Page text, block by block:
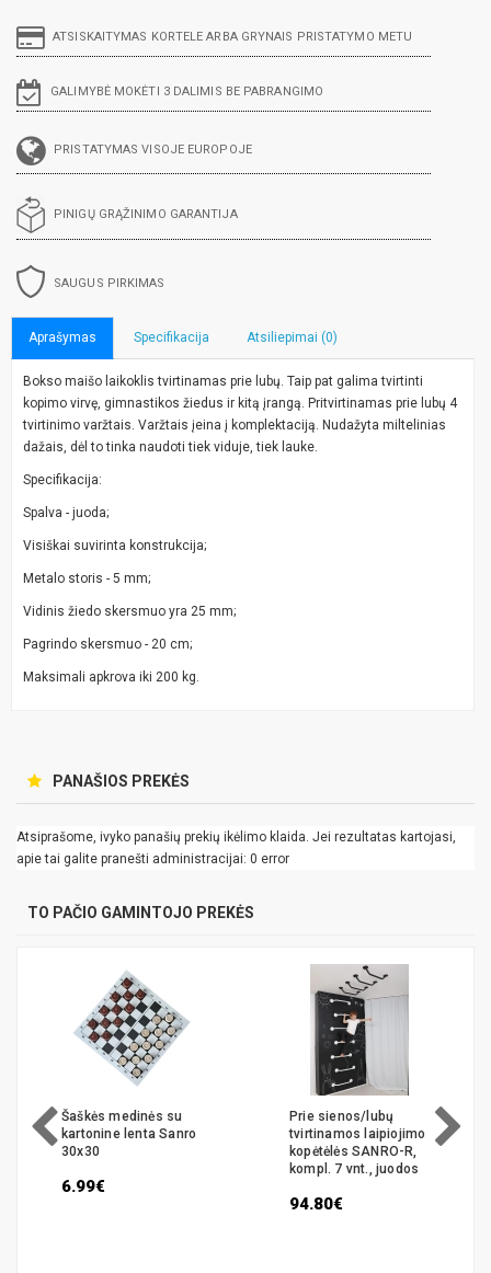
ATSISKAITYMAS KORTELE ARBA GRYNAIS PRISTATYMO METU
GALIMYBĖ MOKĖTI 3 DALIMIS BE PABRANGIMO
PRISTATYMAS VISOJE EUROPOJE
PINIGŲ GRĄŽINIMO GARANTIJA
SAUGUS PIRKIMAS
Aprašymas Specifikacija Atsiliepimai (0)
Bokso maišo laikoklis tvirtinamas prie lubų. Taip pat galima tvirtinti
kopimo virvę, gimnastikos žiedus ir kitą įrangą. Pritvirtinamas prie lubų 4
tvirtinimo varžtais. Varžtais įeina į komplektaciją. Nudažyta miltelinias
dažais, dėl to tinka naudoti tiek viduje, tiek lauke.
Specifikacija:
Spalva - juoda;
Visiškai suvirinta konstrukcija;
Metalo storis - 5 mm;
Vidinis žiedo skersmuo yra 25 mm;
Pagrindo skersmuo - 20 cm;
Maksimali apkrova iki 200 kg.
PANAŠIOS PREKĖS
Atsiprašome, ivyko panašių prekių ikėlimo klaida. Jei rezultatas kartojasi,
apie tai galite pranešti administracijai: 0 error
TO PAČIO GAMINTOJO PREKĖS
Šaškės medinės su
kartonine lenta Sanro
30x30
6.99€
Prie sienos/lubų
tvirtinamos laipiojimo
kopėtėlės SANRO-R,
kompl. 7 vnt., juodos
94.80€